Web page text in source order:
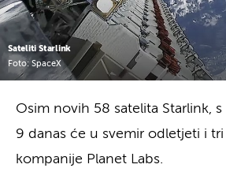
Sateliti Starlink
Foto: SpaceX
Osim novih 58 satelita Starlink,
9 danas će u svemir odletjeti i tri
kompanije Planet Labs.